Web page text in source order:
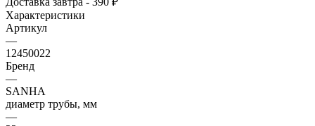
Характеристики
Артикул
—
12450022
Бренд
—
SANHA
диаметр трубы, мм
—